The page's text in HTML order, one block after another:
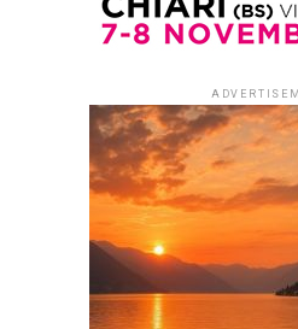
Published 1 settimana ago on
By Redazione Leggere:tutti